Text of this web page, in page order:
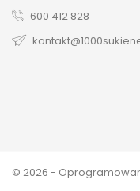
600 412 828
© 2026 -